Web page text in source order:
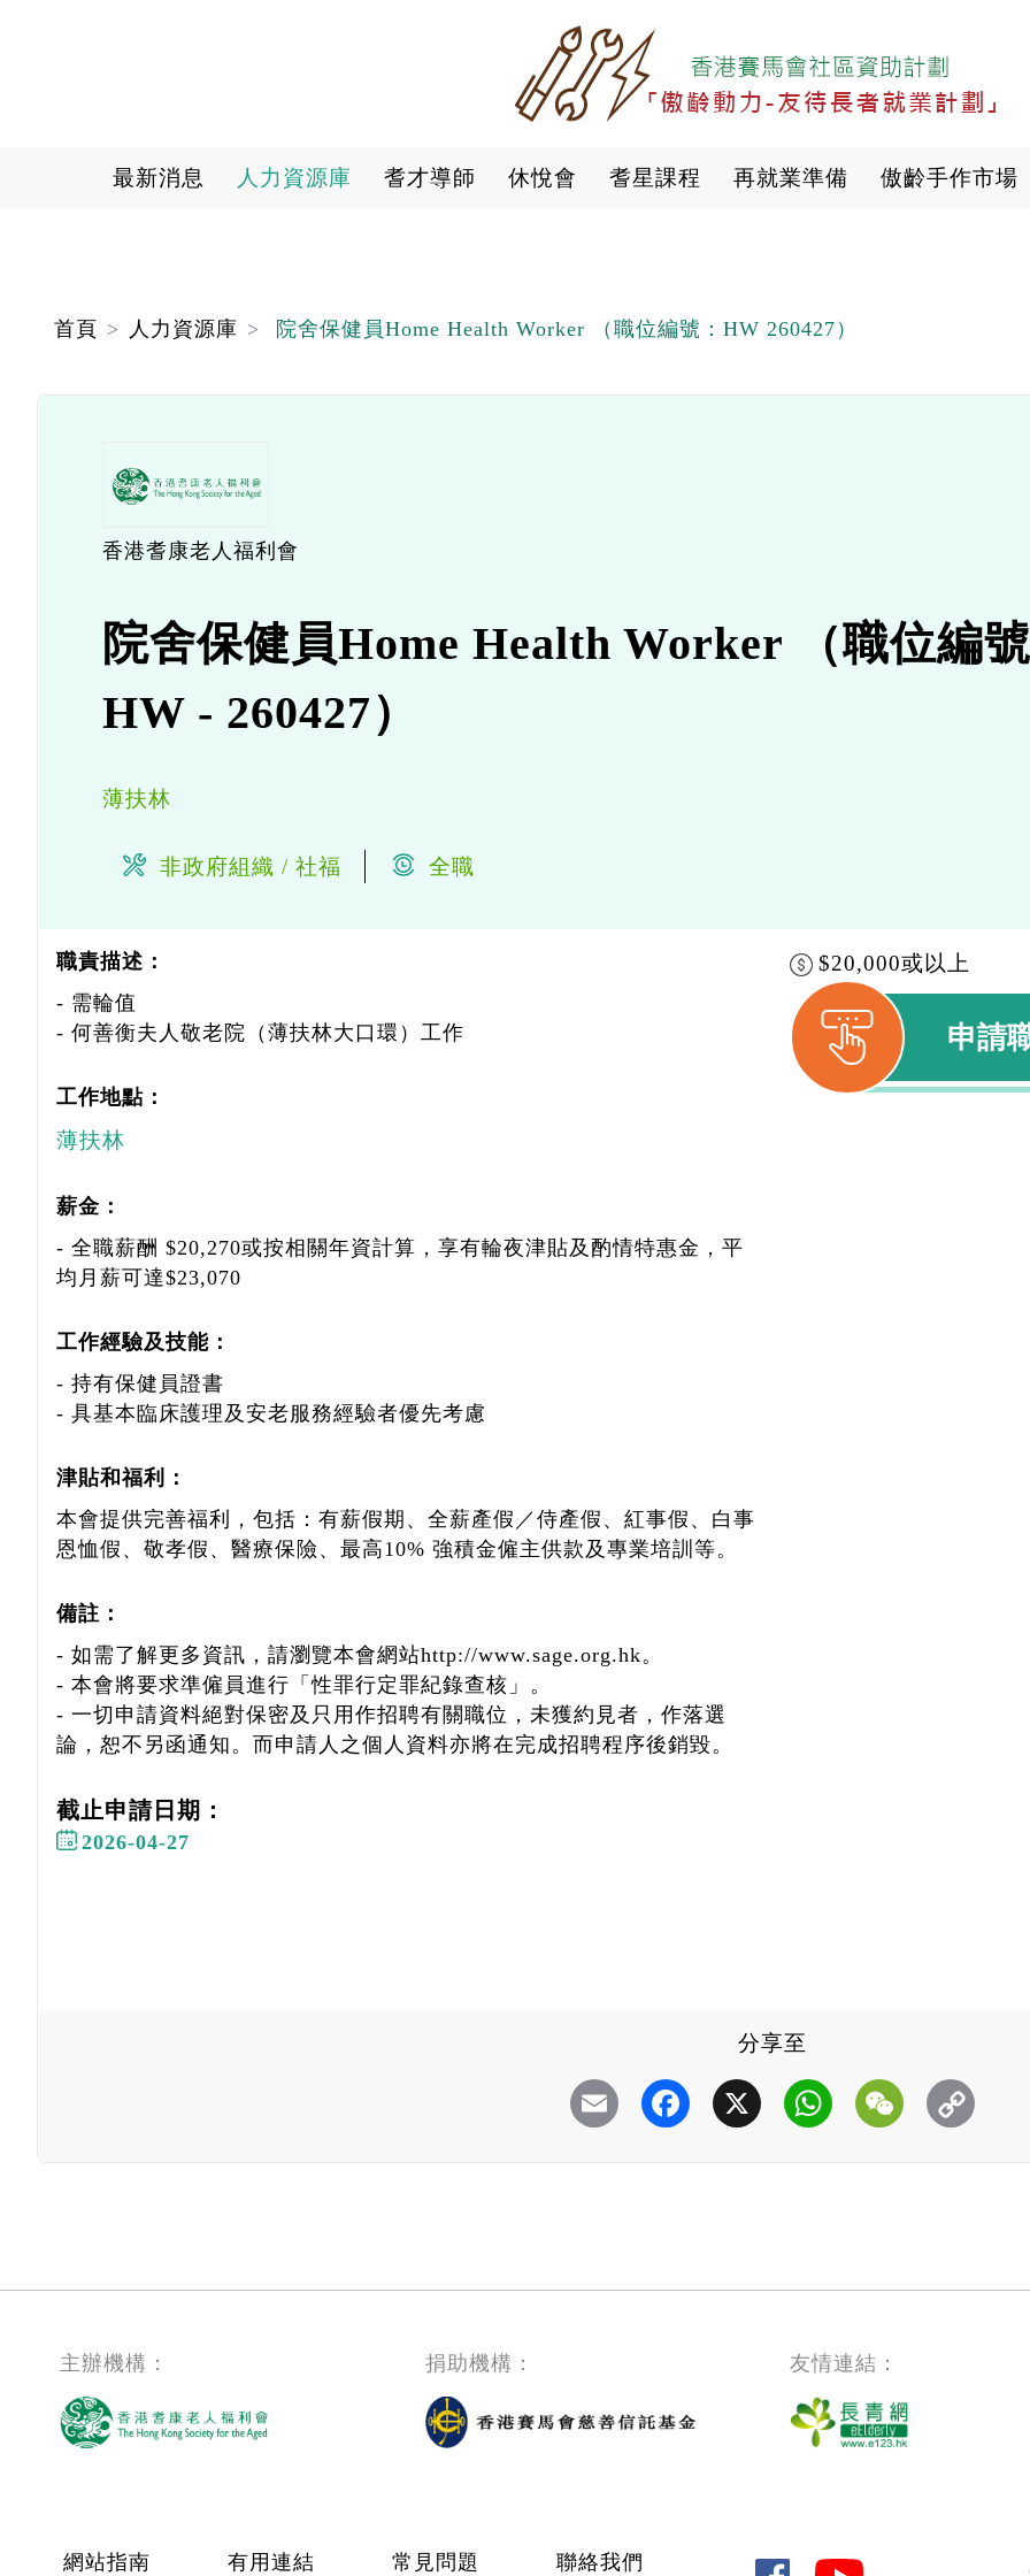
主
內
Main navigation
最新消息 人力資源庫 耆才導師 休悅會 耆星課程 再就業準備 傲齡手作市場
首頁 人力資源庫 院舍保健員Home Health Worker （職位編號：HW 260427）
香港耆康老人福利會
院舍保健員Home Health Worker （職位編
HW - 260427）
薄扶林
非政府組織 / 社福 全職
職責描述：
- 需輪值
- 何善衡夫人敬老院（薄扶林大口環）工作
工作地點：
薄扶林
薪金：
- 全職薪酬 $20,270或按相關年資計算，享有輪夜津貼及酌情特惠金，平
均月薪可達$23,070
工作經驗及技能：
- 持有保健員證書
- 具基本臨床護理及安老服務經驗者優先考慮
津貼和福利：
本會提供完善福利，包括：有薪假期、全薪產假／侍產假、紅事假、白事
恩恤假、敬孝假、醫療保險、最高10% 強積金僱主供款及專業培訓等。
備註：
- 如需了解更多資訊，請瀏覽本會網站http://www.sage.org.hk。
- 本會將要求準僱員進行「性罪行定罪紀錄查核」。
- 一切申請資料絕對保密及只用作招聘有關職位，未獲約見者，作落選
論，恕不另函通知。而申請人之個人資料亦將在完成招聘程序後銷毀。
截止申請日期：
2026-04-27
$20,000或以上
申請
分享至
Email Facebook
X WhatsAppWeChat
主辦機構： 捐助機構： 友情連結：
網站指南 有用連結 常見問題 聯絡我們